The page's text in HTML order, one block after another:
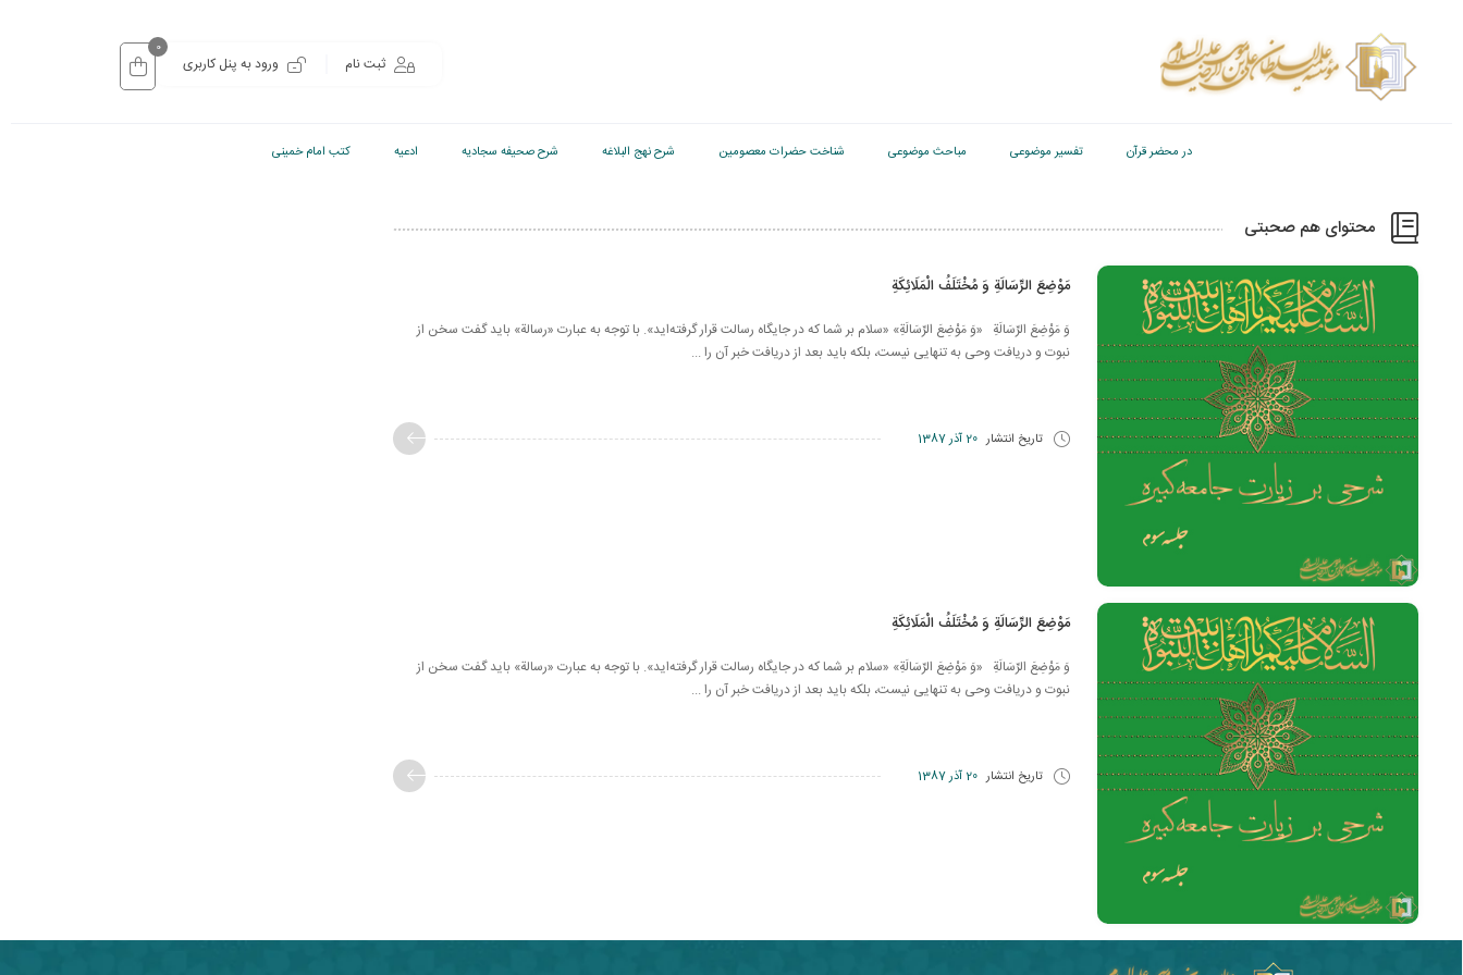
ثبت نام ورود به پنل کاربری
0
در محضر قرآن تفسیر موضوعی مباحث موضوعی شناخت حضرات معصومین شرح نهج البلاغه شرح صحیفه سجادیه ادعیه کتب امام خمینی
محتوای هم صحبتی
مَوْضِعَ الرِّسَالَةِ وَ مُخْتَلَفُ الْمَلَائِكَةِ
وَ مَوْضِعَ الرِّسَالَةِ «وَ مَوْضِعَ الرِّسَالَةِ» «سلام بر شما که در جایگاه رسالت قرار گرفته‌اید». با توجه به عبارت «رسالة» باید گفت سخن از
نبوت و دریافت وحی به تنهایی نیست، بلكه باید بعد از دریافت خبر آن را ...
تاریخ انتشار 20 آذر 1387
مَوْضِعَ الرِّسَالَةِ وَ مُخْتَلَفُ الْمَلَائِكَةِ
وَ مَوْضِعَ الرِّسَالَةِ «وَ مَوْضِعَ الرِّسَالَةِ» «سلام بر شما که در جایگاه رسالت قرار گرفته‌اید». با توجه به عبارت «رسالة» باید گفت سخن از
نبوت و دریافت وحی به تنهایی نیست، بلكه باید بعد از دریافت خبر آن را ...
تاریخ انتشار 20 آذر 1387